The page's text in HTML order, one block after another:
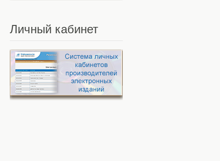
Личный кабинет